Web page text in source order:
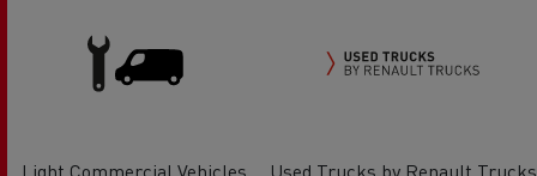
Light Commercial Vehicles
Used Trucks by Renault Trucks